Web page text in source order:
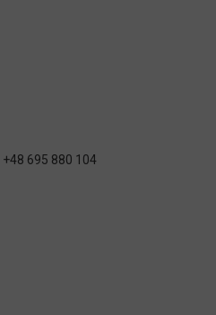
+48 695 880 104